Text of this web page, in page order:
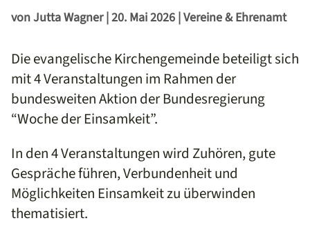
vonJutta Wagner| 20. Mai 2026| Vereine & Ehrenamt
Die evangelische Kirchengemeinde beteiligt sich
mit 4 Veranstaltungen im Rahmen der
bundesweiten Aktion der Bundesregierung
“Woche der Einsamkeit”.
In den 4 Veranstaltungen wird Zuhören, gute
Gespräche führen, Verbundenheit und
Möglichkeiten Einsamkeit zu überwinden
thematisiert.